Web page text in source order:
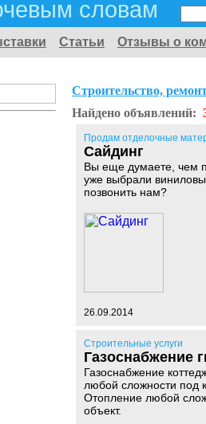
словам
Статьи Отзывы о
Строительство,
Найдено объявлений:
Продам отделочные
Сайдинг
Вы еще думаете, чем
уже выбрали
позвонить нам?
26.09.2014
Строительные услуги
Газоснабжение
Газоснабжение
любой сложности под
Отопление любой
объект.